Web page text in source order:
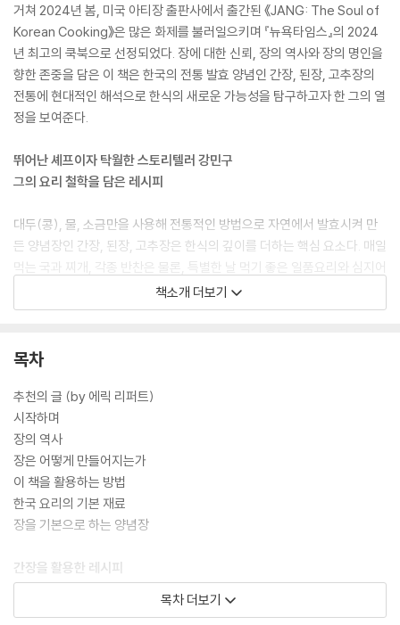
거쳐 2024년 봄, 미국 아티장 출판사에서 출간된 《JANG: The Soul of
Korean Cooking》은 많은 화제를 불러일으키며 『뉴욕타임스』의 2024
년 최고의 쿡북으로 선정되었다. 장에 대한 신뢰, 장의 역사와 장의 명인을
향한 존중을 담은 이 책은 한국의 전통 발효 양념인 간장, 된장, 고추장의
전통에 현대적인 해석으로 한식의 새로운 가능성을 탐구하고자 한 그의 열
정을 보여준다.
뛰어난 셰프이자 탁월한 스토리텔러 강민구
그의 요리 철학을 담은 레시피
대두(콩), 물, 소금만을 사용해 전통적인 방법으로 자연에서 발효시켜 만
든 양념장인 간장, 된장, 고추장은 한식의 깊이를 더하는 핵심 요소다. 매일
먹는 국과 찌개, 각종 반찬은 물론, 특별한 날 먹기 좋은 일품요리와 심지어
디저트에도 예상치 못한 풍미를 선사한다. 전통 한식에 서양 요리를 더해
장의 새로운 가능성과 한국 요리의 확장성을 탐구해 온 강민구 셰프는 이
개한다. 아울러 전통을 지키며 장을 빚어내는 명인들의 이야기, 장의 역사
책소개 더보기
목차
추천의 글 (by 에릭 리퍼트)
시작하며
장의 역사
장은 어떻게 만들어지는가
이 책을 활용하는 방법
한국 요리의 기본 재료
장을 기본으로 하는 양념장
간장을 활용한 레시피
목차 더보기